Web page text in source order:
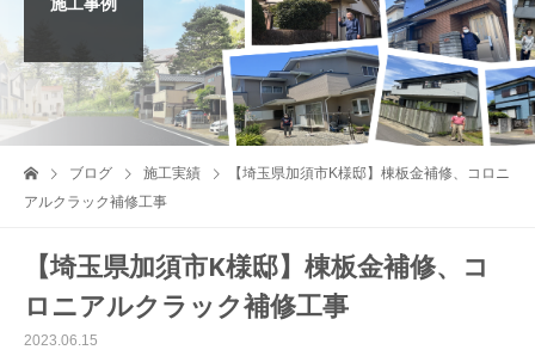
ブログ 施工実績
【埼玉県加須市K様邸】棟板金補修、コロニ
アルクラック補修工事
【埼玉県加須市K様邸】棟板金補修、コ
ロニアルクラック補修工事
2023.06.15